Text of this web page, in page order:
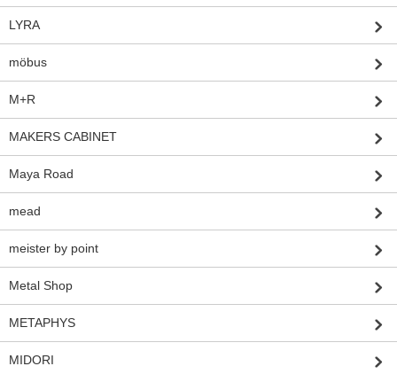
LYRA
möbus
M+R
MAKERS CABINET
Maya Road
mead
meister by point
Metal Shop
METAPHYS
MIDORI